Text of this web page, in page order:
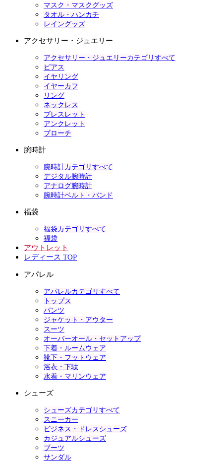
マスク・マスクグッズ
タオル・ハンカチ
レイングッズ
アクセサリー・ジュエリー
アクセサリー・ジュエリーカテゴリすべて
ピアス
イヤリング
イヤーカフ
リング
ネックレス
ブレスレット
アンクレット
ブローチ
腕時計
腕時計カテゴリすべて
デジタル腕時計
アナログ腕時計
腕時計ベルト・バンド
福袋
福袋カテゴリすべて
福袋
アウトレット
レディース TOP
アパレル
アパレルカテゴリすべて
トップス
パンツ
ジャケット・アウター
スーツ
オーバーオール・セットアップ
下着・ルームウェア
靴下・フットウェア
浴衣・下駄
水着・マリンウェア
シューズ
シューズカテゴリすべて
スニーカー
ビジネス・ドレスシューズ
カジュアルシューズ
ブーツ
サンダル